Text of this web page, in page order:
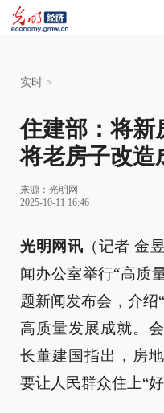
实时 >
住建部：将新
将老房子改造
来源： 光明网
2025-10-11 16:46
光明网讯 （记者 金
闻办公室举行“高质
题新闻发布会，介绍
高质量发展成就。
长董建国指出，房
要让人民群众住上“好